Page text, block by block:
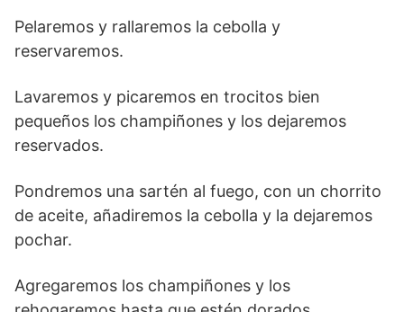
Pelaremos y rallaremos la cebolla y
reservaremos.
Lavaremos y picaremos en trocitos bien
pequeños los champiñones y los dejaremos
reservados.
Pondremos una sartén al fuego, con un chorrito
de aceite, añadiremos la cebolla y la dejaremos
pochar.
Agregaremos los champiñones y los